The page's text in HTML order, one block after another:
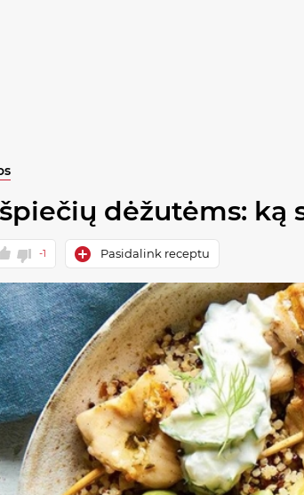
dėžutėms: ką
-1 Pasidalink receptu